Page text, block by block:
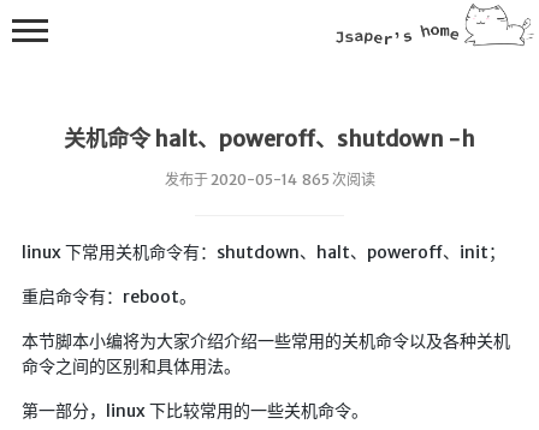
关机命令 halt、poweroff、shutdown -h
发布于 2020-05-14 865 次阅读
linux 下常用关机命令有：shutdown、halt、poweroff、init；
重启命令有：reboot。
本节脚本小编将为大家介绍介绍一些常用的关机命令以及各种关机
命令之间的区别和具体用法。
第一部分，linux 下比较常用的一些关机命令。
🔥排行榜
导航站